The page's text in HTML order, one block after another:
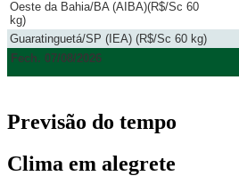
Oeste da Bahia/BA (AIBA)(R$/Sc 60
kg)
Guaratinguetá/SP (IEA) (R$/Sc 60 kg)
Fech. 07/08/2026
Previsão do tempo
Clima em alegrete